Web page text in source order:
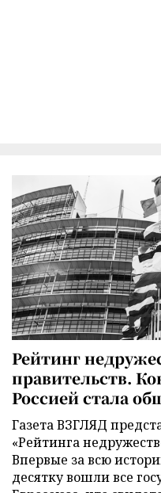
Рейтинг
правительств.
Россией стала
Газета ВЗГЛЯД
«Рейтинга
Впервые за всю
десятку вошли все